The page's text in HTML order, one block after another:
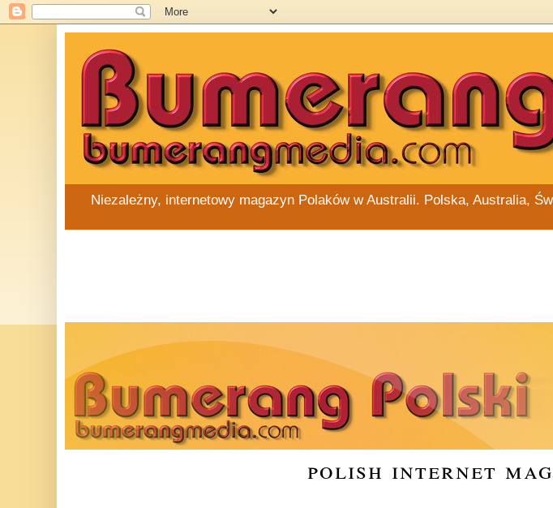
Niezależny, internetowy magazyn Polaków w Australii. Polska, Australia,
polish internet